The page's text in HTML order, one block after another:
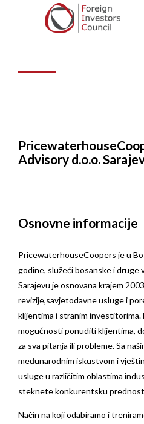
Tax and
d.o.o.
Advisory d.o.o.
Osnovne informacije
PricewaterhouseCoopers je u
godine, služeći bosanske i druge
Sarajevu je osnovana krajem
revizije,savjetodavne usluge i
klijentima i stranim investitorima.
mogućnosti ponuditi klijentima,
za sva pitanja ili probleme. Sa
međunarodnim iskustvom i
usluge u različitim oblastima
steknete konkurentsku
Način na koji odabiramo i